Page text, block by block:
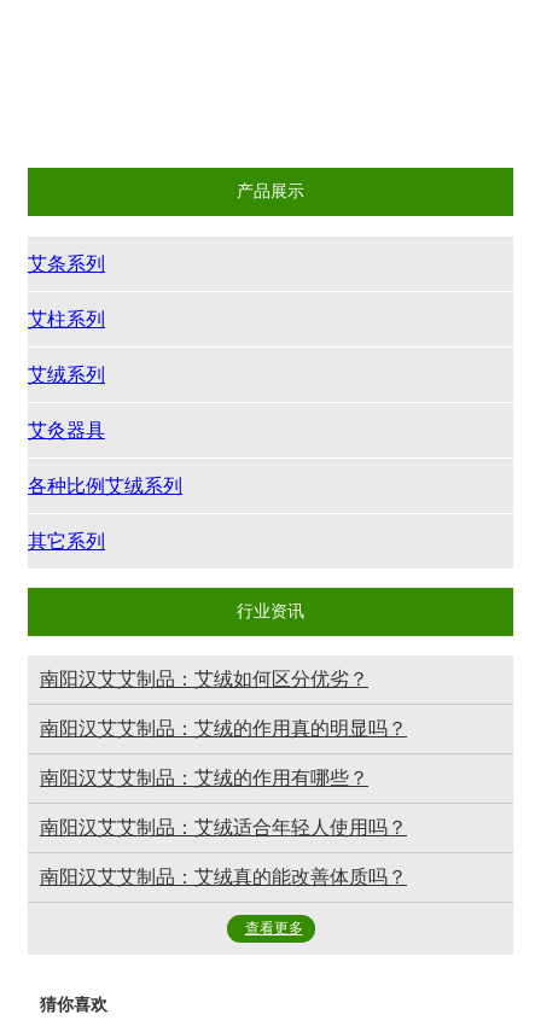
产品展示
艾条系列
艾柱系列
艾绒系列
艾灸器具
各种比例艾绒系列
其它系列
行业资讯
南阳汉艾艾制品：艾绒如何区分优劣？
南阳汉艾艾制品：艾绒的作用真的明显吗？
南阳汉艾艾制品：艾绒的作用有哪些？
南阳汉艾艾制品：艾绒适合年轻人使用吗？
南阳汉艾艾制品：艾绒真的能改善体质吗？
查看更多
猜你喜欢